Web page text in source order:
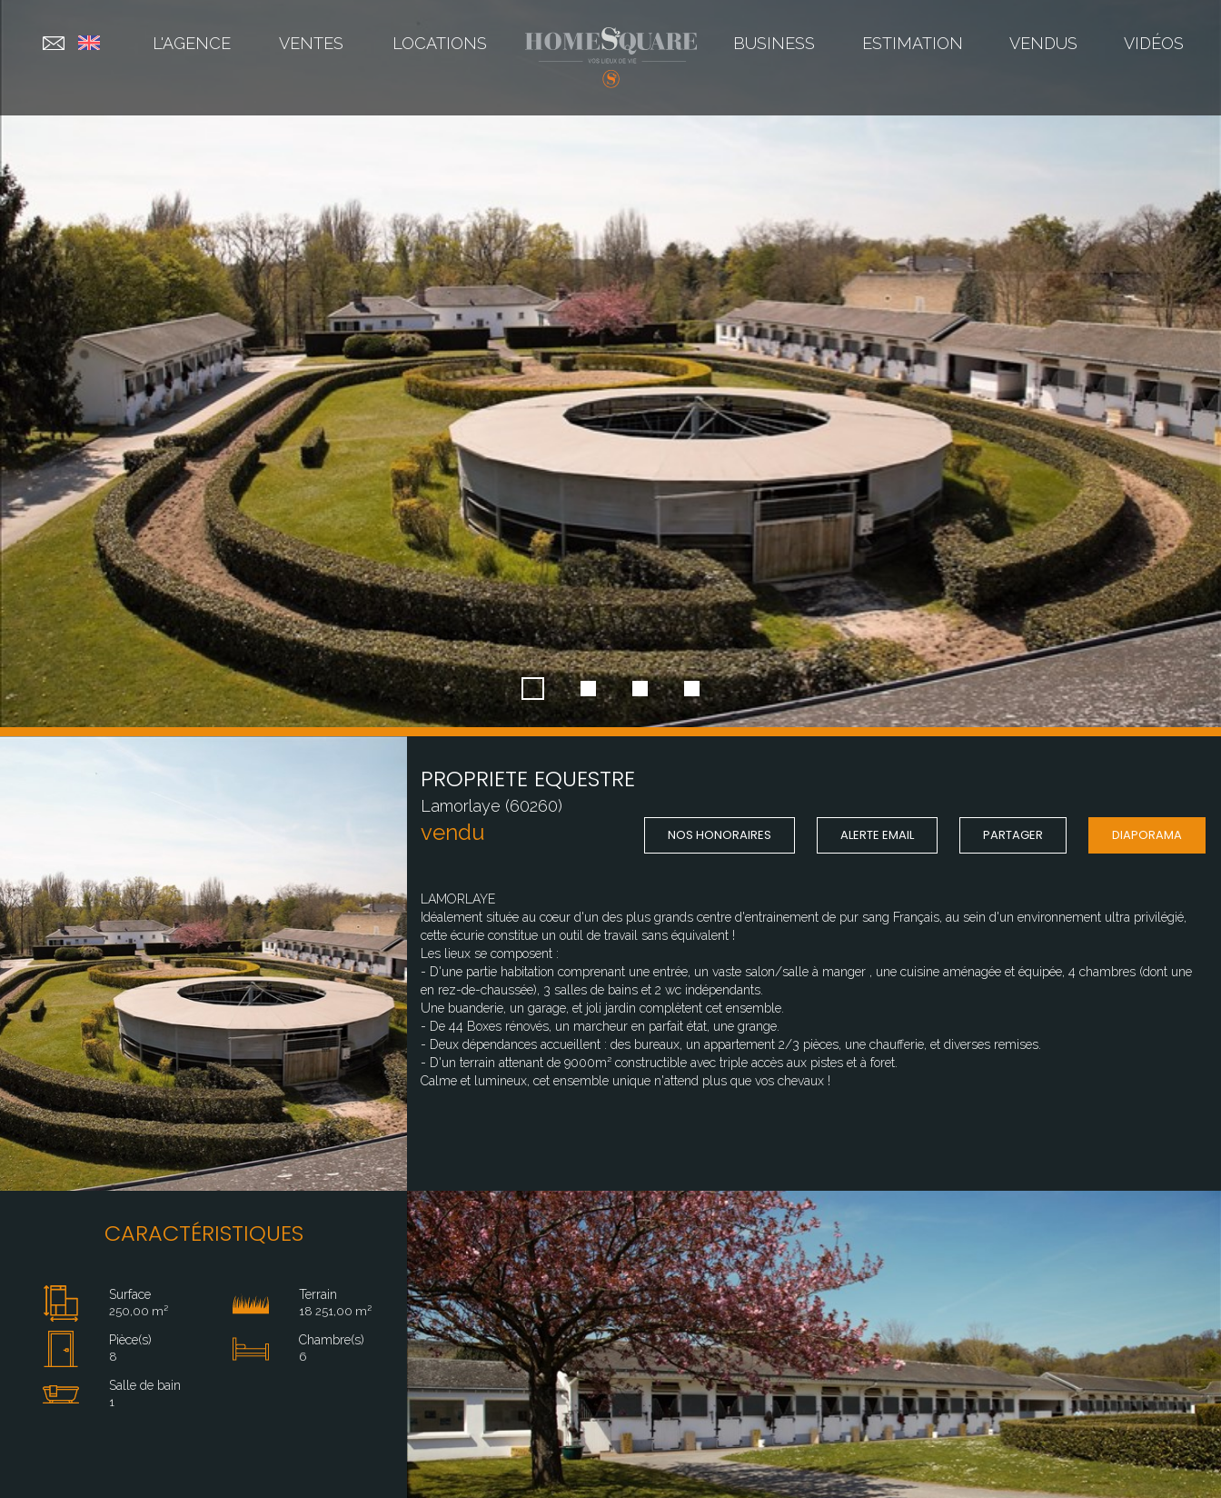
LOCATIONS
VENTES
L'AGENCE BUSINESS ESTIMATION VENDUS VIDÉOS
PROPRIETE EQUESTRE
Lamorlaye (60260)
vendu NOS HONORAIRES ALERTE EMAIL PARTAGER DIAPORAMA
LAMORLAYE
Idéalement située au coeur d'un des plus grands centre d'entrainement de pur sang Français, au sein d'un environnement ultra privilégié,
cette écurie constitue un outil de travail sans équivalent !
Les lieux se composent :
- D'une partie habitation comprenant une entrée, un vaste salon/salle à manger , une cuisine aménagée et équipée, 4 chambres (dont une
en rez-de-chaussée), 3 salles de bains et 2 wc indépendants.
Une buanderie, un garage, et joli jardin complètent cet ensemble.
- De 44 Boxes rénovés, un marcheur en parfait état, une grange.
- Deux dépendances accueillent : des bureaux, un appartement 2/3 pièces, une chaufferie, et diverses remises.
- D'un terrain attenant de 9000m² constructible avec triple accès aux pistes et à foret.
Calme et lumineux, cet ensemble unique n'attend plus que vos chevaux !
CARACTÉRISTIQUES
Surface
250,00 m²
Terrain
18 251,00 m²
Pièce(s)
8
Chambre(s)
6
Salle de bain
1